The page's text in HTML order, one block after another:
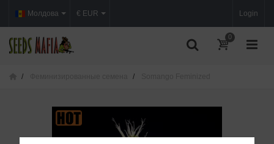
Молдова Login
€ EUR
0